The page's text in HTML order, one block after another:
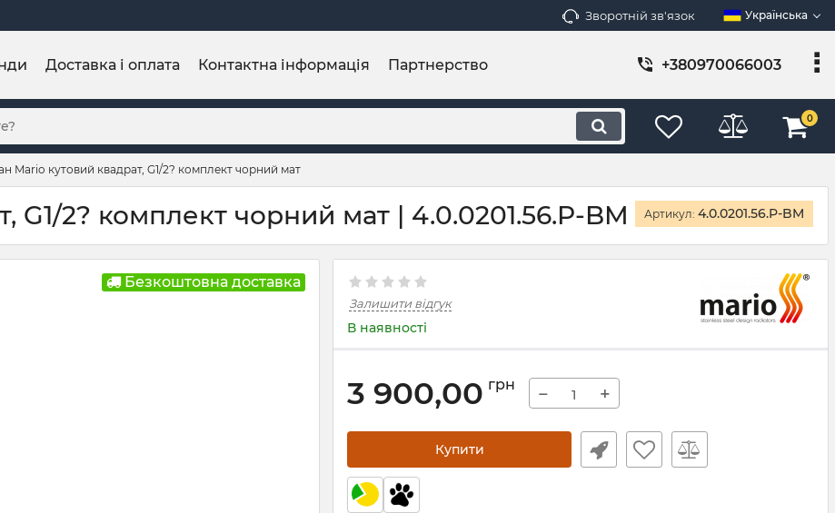
Зворотній зв'язок Українська
Доставка і оплата Контактна інформація Партнерство +380970066003
0
Mario кутовий квадрат, G1/2? комплект чорний мат
G1/2? комплект чорний мат | 4.0.0201.56.P-BM Артикул: 4.0.0201.56.P-BM
Безкоштовна доставка
Залишити відгук
В наявності
3 900,00 грн − +
Купити